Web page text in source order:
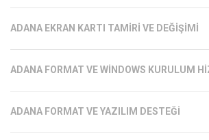
ADANA EKRAN KARTI TAMIRI VE DEĞIŞIMI
ADANA FORMAT VE WINDOWS KURULUM
ADANA FORMAT VE YAZILIM DESTEĞI